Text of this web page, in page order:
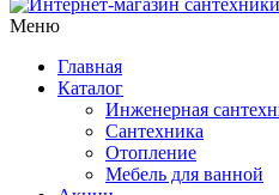
Меню
Главная
Каталог
Инженерная
Сантехника
Отопление
Мебель для ванной